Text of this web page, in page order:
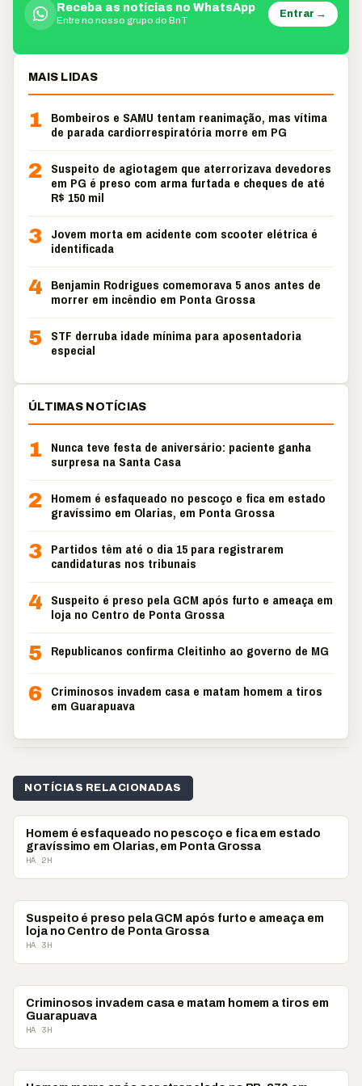
Receba as notícias no WhatsApp
Entre no nosso grupo do BnT
Entrar →
MAIS LIDAS
1
Bombeiros e SAMU tentam reanimação, mas vítima
de parada cardiorrespiratória morre em PG
2
Suspeito de agiotagem que aterrorizava devedores
em PG é preso com arma furtada e cheques de até
R$ 150 mil
3 Jovem morta em acidente com scooter elétrica é
identificada
4 Benjamin Rodrigues comemorava 5 anos antes de
morrer em incêndio em Ponta Grossa
5 STF derruba idade mínima para aposentadoria
especial
ÚLTIMAS NOTÍCIAS
1
Nunca teve festa de aniversário: paciente ganha
surpresa na Santa Casa
2
Homem é esfaqueado no pescoço e fica em estado
gravíssimo em Olarias, em Ponta Grossa
3 Partidos têm até o dia 15 para registrarem
candidaturas nos tribunais
4 Suspeito é preso pela GCM após furto e ameaça em
loja no Centro de Ponta Grossa
5 Republicanos confirma Cleitinho ao governo de MG
6 Criminosos invadem casa e matam homem a tiros
em Guarapuava
NOTÍCIAS RELACIONADAS
POLICIAL
Homem é esfaqueado no pescoço e fica em estado
gravíssimo em Olarias, em Ponta Grossa
HÁ 2H
POLICIAL
Suspeito é preso pela GCM após furto e ameaça em
loja no Centro de Ponta Grossa
HÁ 3H
POLICIAL
Criminosos invadem casa e matam homem a tiros em
Guarapuava
HÁ 3H